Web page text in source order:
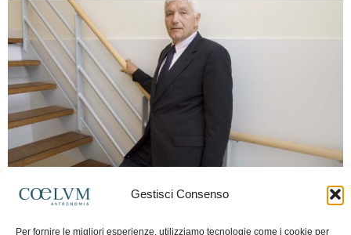
Gestisci Consenso
Per fornire le migliori esperienze, utilizziamo tecnologie come i cookie per
Frida Paolella - 16 Giugno 2026 0
spaziale europea e della missione Planck. Il dialogo ripercorre i principali